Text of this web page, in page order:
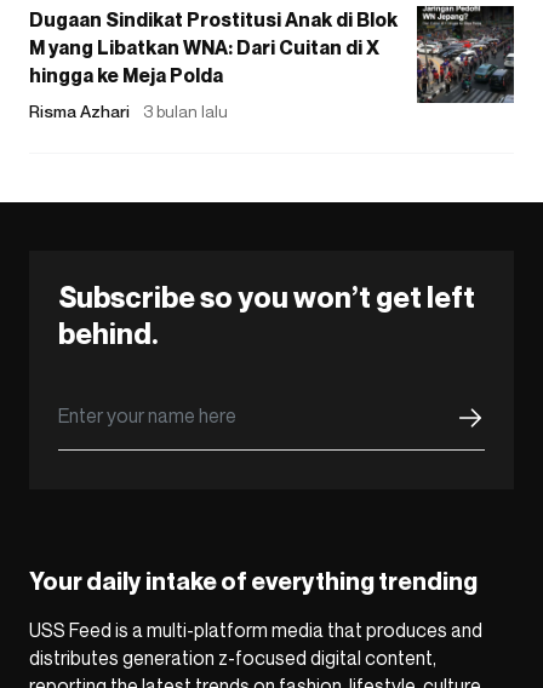
Dugaan Sindikat Prostitusi Anak di Blok
M yang Libatkan WNA: Dari Cuitan di X
hingga ke Meja Polda
Risma Azhari 3 bulan lalu
Subscribe so you won’t get left
behind.
Your daily intake of everything trending
USS Feed is a multi-platform media that produces and
distributes generation z-focused digital content,